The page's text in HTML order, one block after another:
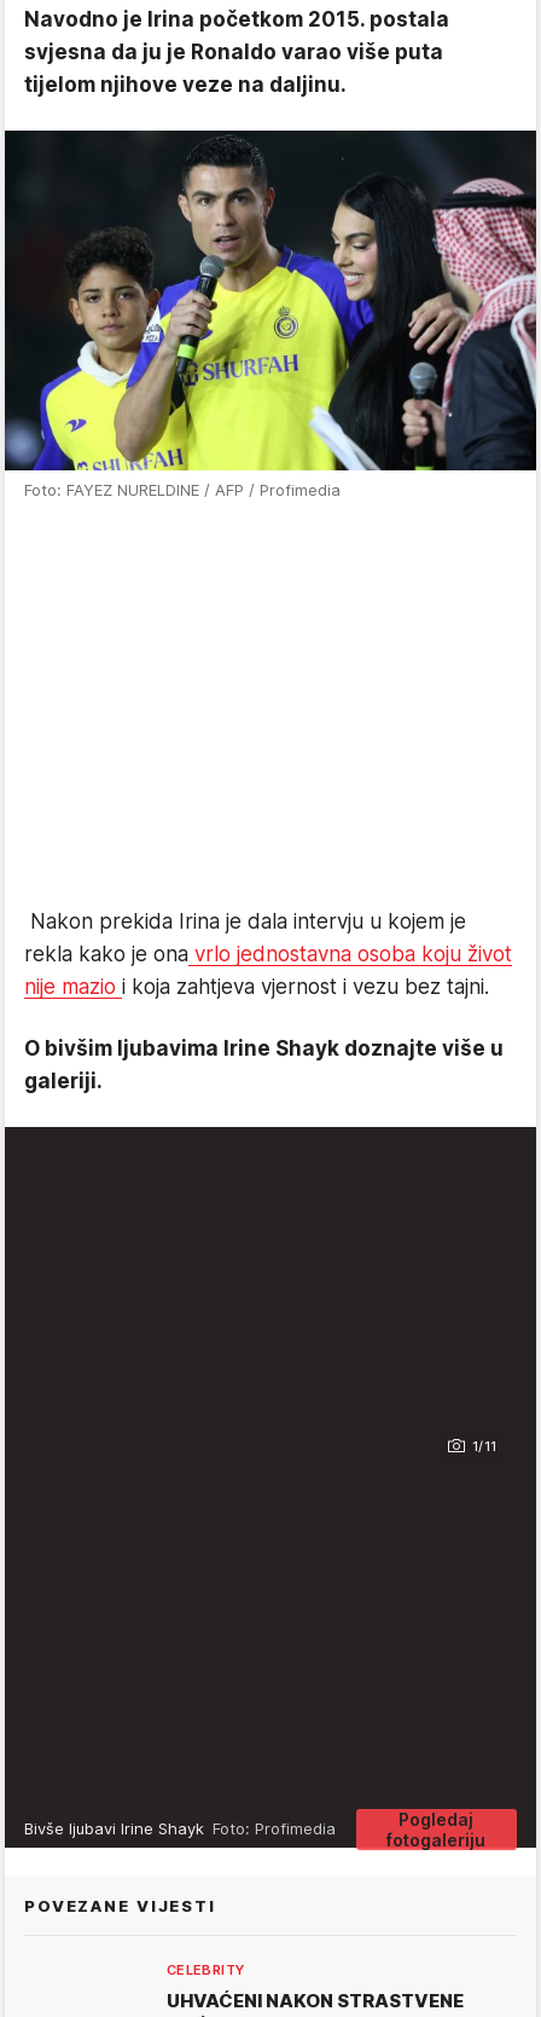
Navodno je Irina početkom 2015. postala
svjesna da ju je Ronaldo varao više puta
tijelom njihove veze na daljinu.
Foto: FAYEZ NURELDINE / AFP / Profimedia
Nakon prekida Irina je dala intervju u kojem je
rekla kako je ona vrlo jednostavna osoba koju život
nije mazio i koja zahtjeva vjernost i vezu bez tajni.
O bivšim ljubavima Irine Shayk doznajte više u
galeriji.
1/11
Pogledaj
fotogaleriju
Bivše ljubavi Irine Shayk Foto: Profimedia
POVEZANE VIJESTI
CELEBRITY
UHVAĆENI NAKON STRASTVENE